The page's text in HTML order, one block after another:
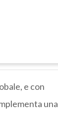
e con
una